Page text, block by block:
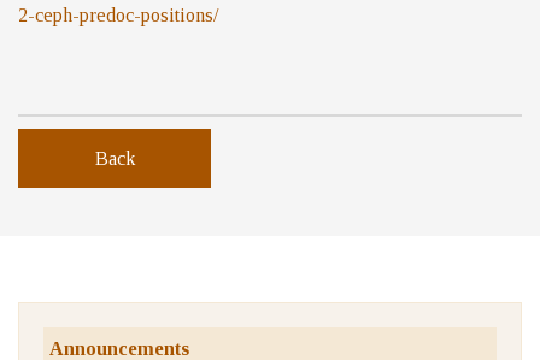
2-ceph-predoc-positions/
Back
Announcements